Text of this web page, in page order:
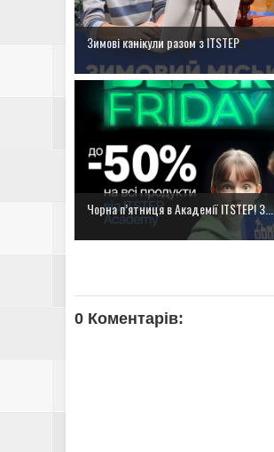
Зимові канікули разом з ІТSTEP
Чорна п’ятниця в Академії ITSTEP! З...
0 Коментарів: